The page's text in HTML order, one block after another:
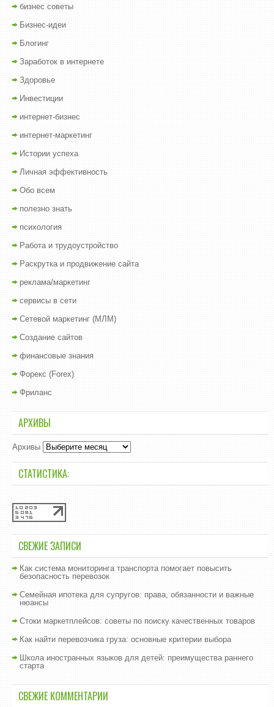
бизнес советы
Бизнес-идеи
Блогинг
Заработок в интернете
Здоровье
Инвестиции
интернет-бизнес
интернет-маркетинг
Истории успеха
Личная эффективность
Обо всем
полезно знать
психология
Работа и трудоустройство
Раскрутка и продвижение сайта
реклама/маркетинг
сервисы в сети
Сетевой маркетинг (МЛМ)
Создание сайтов
финансовые знания
Форекс (Forex)
Фриланс
АРХИВЫ
Архивы
СТАТИСТИКА:
СВЕЖИЕ ЗАПИСИ
Как система мониторинга транспорта помогает повысить
безопасность перевозок
Семейная ипотека для супругов: права, обязанности и важные
нюансы
Стоки маркетплейсов: советы по поиску качественных товаров
Как найти перевозчика груза: основные критерии выбора
Школа иностранных языков для детей: преимущества раннего
старта
СВЕЖИЕ КОММЕНТАРИИ